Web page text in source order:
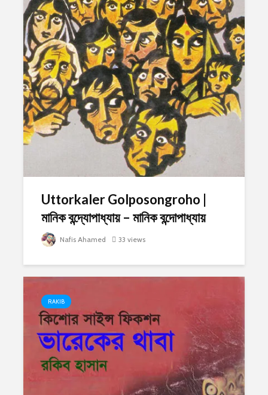
Uttorkaler Golposongroho |
মানিক বন্দ্যোপাধ্যায় – মানিক বন্দোপাধ্যায়
Nafis Ahamed 33 views
RAKIB